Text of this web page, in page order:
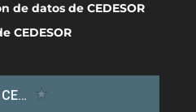
de datos de CEDESOR
CEDESOR